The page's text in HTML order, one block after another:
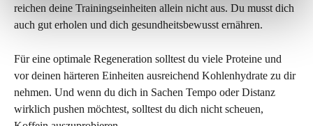
reichen deine Trainingseinheiten allein nicht aus. Du musst dich
auch gut erholen und dich gesundheitsbewusst ernähren.
Für eine optimale Regeneration solltest du viele Proteine und
vor deinen härteren Einheiten ausreichend Kohlenhydrate zu dir
nehmen. Und wenn du dich in Sachen Tempo oder Distanz
wirklich pushen möchtest, solltest du dich nicht scheuen,